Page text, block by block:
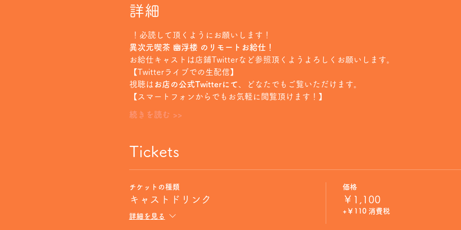
詳細
！必読して頂くようにお願いします！
異次元喫茶 幽浮楼 のリモートお給仕！
お給仕キャストは店鋪Twitterなど参照頂くようよろしくお願いします。
【Twitterライブでの生配信】
視聴は お店の公式Twitterにて
、どなたでもご覧いただけます。
【スマートフォンからでもお気軽に閲覧頂けます！】
続きを読む >>
Tickets
チケットの種類
キャストドリンク
詳細を見る
価格
￥1,100
+￥110 消費税